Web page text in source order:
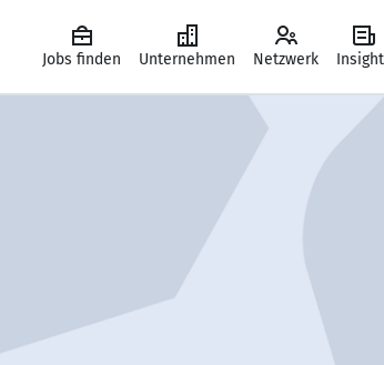
Jobs finden Unternehmen Netzwerk